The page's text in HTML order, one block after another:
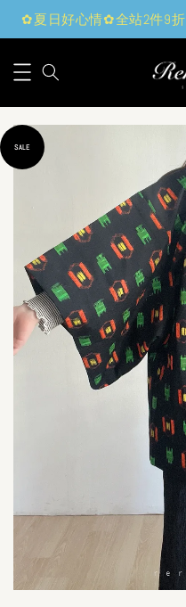
✿夏日好心情✿全站2件9折
SALE